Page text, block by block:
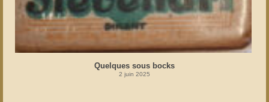
Quelques sous bocks
2 juin 2025